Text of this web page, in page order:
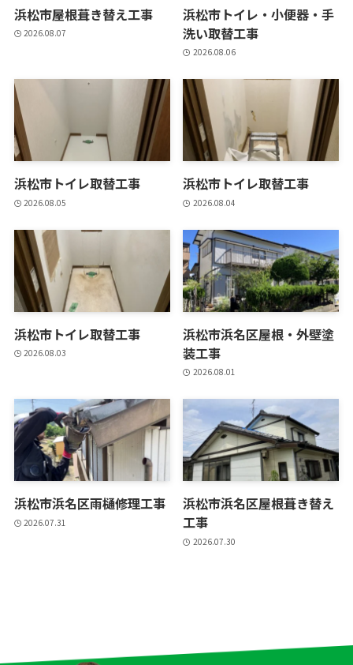
浜松市屋根葺き替え工事
2026.08.07
浜松市トイレ・小便器・手
洗い取替工事
2026.08.06
浜松市トイレ取替工事
2026.08.05
浜松市トイレ取替工事
2026.08.04
浜松市トイレ取替工事
2026.08.03
浜松市浜名区屋根・外壁塗
装工事
2026.08.01
浜松市浜名区雨樋修理工事
2026.07.31
浜松市浜名区屋根葺き替え
工事
2026.07.30